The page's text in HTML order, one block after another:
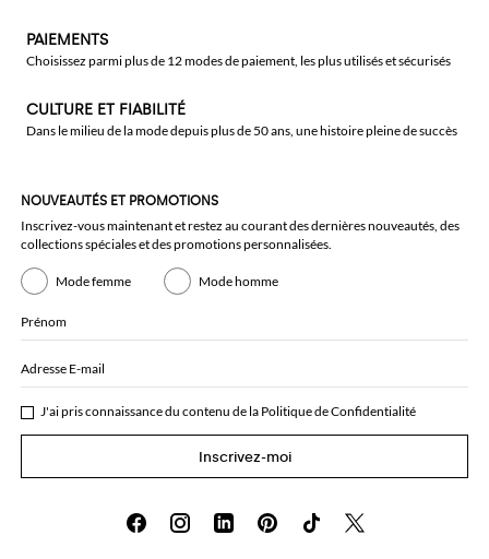
PAIEMENTS
Choisissez parmi plus de 12 modes de paiement, les plus utilisés et sécurisés
CULTURE ET FIABILITÉ
Dans le milieu de la mode depuis plus de 50 ans, une histoire pleine de succès
NOUVEAUTÉS ET PROMOTIONS
Inscrivez-vous maintenant et restez au courant des dernières nouveautés, des
collections spéciales et des promotions personnalisées.
Mode femme Mode homme
Prénom
Adresse E-mail
J'ai pris connaissance du contenu de la Politique de Confidentialité
Inscrivez-moi